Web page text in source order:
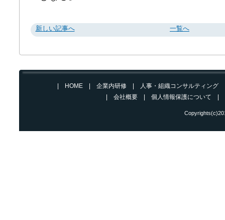
新しい記事へ 一覧へ
HOME 企業内研修 人事・組織コンサルティング
| 会社概要
個人情報保護について